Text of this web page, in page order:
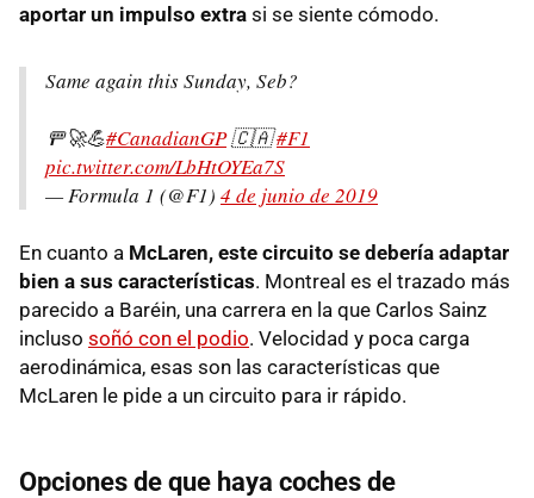
aportar un impulso extra si se siente cómodo.
Same again this Sunday, Seb?
🚥🚀💪#CanadianGP🇨🇦#F1
pic.twitter.com/LbHtOYEa7S
— Formula 1 (@F1) 4 de junio de 2019
En cuanto a McLaren, este circuito se debería adaptar
bien a sus características. Montreal es el trazado más
parecido a Baréin, una carrera en la que Carlos Sainz
incluso soñó con el podio. Velocidad y poca carga
aerodinámica, esas son las características que
McLaren le pide a un circuito para ir rápido.
Opciones de que haya coches de